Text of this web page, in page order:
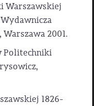
Warszawskiej
2001.
Politechniki
1826-